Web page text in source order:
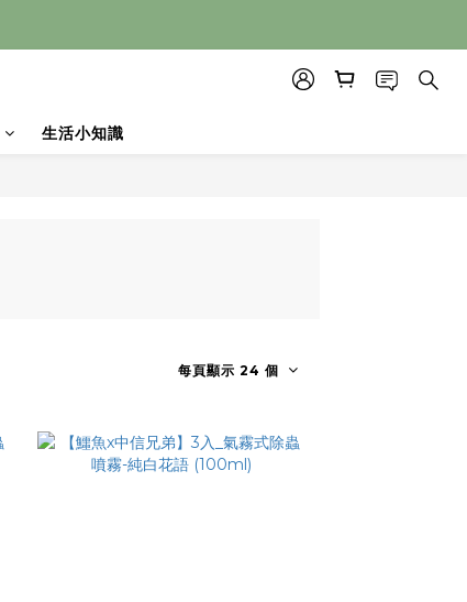
生活小知識
每頁顯示 24 個